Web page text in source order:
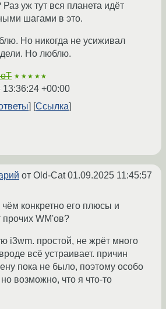
уж тут вся планета идёт
шагами в это.
Но никогда не усиживал
Но люблю.
★★★★★
13:36:24 +00:00
Ссылка
от Old-Cat01.09.2025 11:45:57
конкретно его плюсы и
прочих WM'ов?
i3wm. простой, не жрёт много
всё устраивает. причин
пока не было, поэтому особо
возможно, что я что-то